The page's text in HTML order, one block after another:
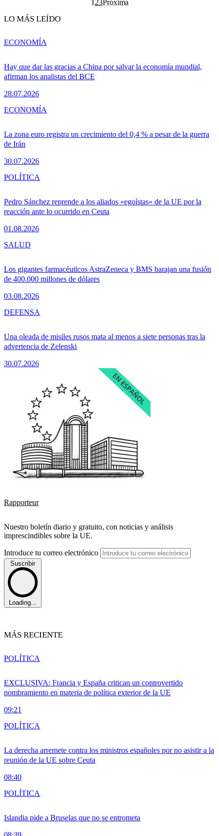
1 23Próxima
LO MÁS LEÍDO
Hay que dar las gracias a China por salvar la economía mundial,
afirman los analistas del BCE
28.07.2026
ECONOMÍA
La zona euro registra un crecimiento del 0,4 % a pesar de la guerra
de Irán
30.07.2026
ECONOMÍA
Pedro Sánchez reprende a los aliados «egoístas» de la UE por la
reacción ante lo ocurrido en Ceuta
01.08.2026
POLÍTICA
Los gigantes farmacéuticos AstraZeneca y BMS barajan una fusión
de 400.000 millones de dólares
03.08.2026
SALUD
Una oleada de misiles rusos mata al menos a siete personas tras la
advertencia de Zelenski
30.07.2026
DEFENSA
Rapporteur
Nuestro boletín diario y gratuito, con noticias y análisis
imprescindibles sobre la UE.
Introduce tu correo electrónico
Suscribir
Loading...
MÁS RECIENTE
EXCLUSIVA: Francia y España critican un controvertido
nombramiento en materia de política exterior de la UE
09:21
POLÍTICA
La derecha arremete contra los ministros españoles por no asistir a la
reunión de la UE sobre Ceuta
08:40
POLÍTICA
Islandia pide a Bruselas que no se entrometa
POLÍTICA